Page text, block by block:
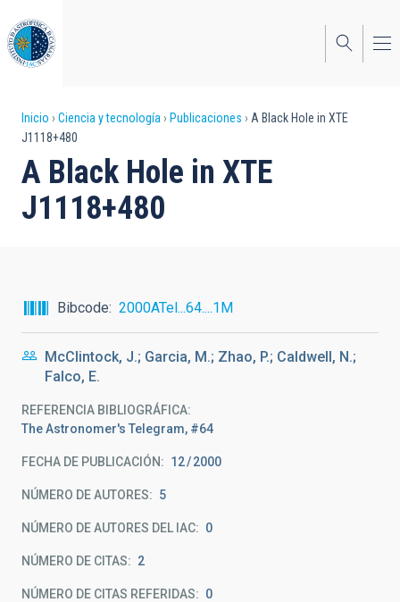
al
contenido
principal
Sobrescribir
enlaces
de
ayuda
navegación
Inicio Ciencia y tecnología Publicaciones
A Black Hole in XTE
J1118+480
A Black Hole in XTE
J1118+480
Bibcode 2000ATel...64....1M
McClintock, J.; Garcia, M.; Zhao, P.; Caldwell, N.;
Falco, E.
REFERENCIA BIBLIOGRÁFICA
The Astronomer's Telegram, #64
FECHA DE PUBLICACIÓN: 12 2000
NÚMERO DE AUTORES 5
NÚMERO DE AUTORES DEL IAC 0
NÚMERO DE CITAS 2
NÚMERO DE CITAS REFERIDAS 0